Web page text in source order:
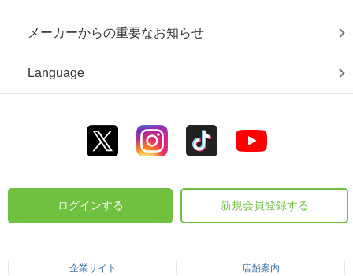
メーカーからの重要なお知らせ
Language
ログインする 新規会員登録する
企業サイト 店舗案内